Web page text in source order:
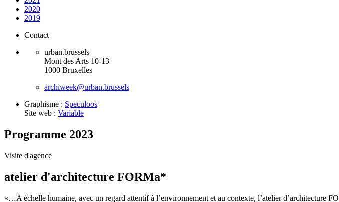
2020
2019
Contact
urban.brussels
Mont des Arts 10-13
1000 Bruxelles
archiweek@urban.brussels
Graphisme : Speculoos
Site web : Variable
Programme 2023
Visite d'agence
atelier d'architecture FORMa*
«…A échelle humaine, avec un regard attentif à l’environnement et au contexte, l’atelier d’architecture